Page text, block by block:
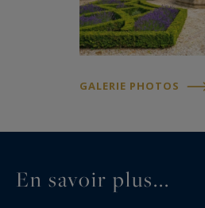
GALERIE PHOTOS
En savoir plus...